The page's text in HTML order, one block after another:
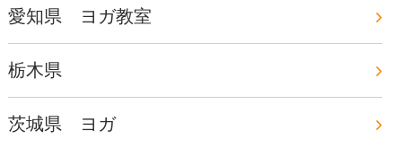
愛知県 ヨガ教室
栃木県
茨城県 ヨガ